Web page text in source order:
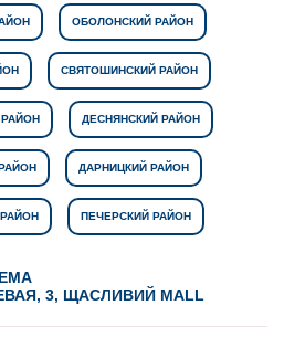
ОБОЛОНСКИЙ РАЙОН
СВЯТОШИНСКИЙ РАЙОН
ДЕСНЯНСКИЙ РАЙОН
ДАРНИЦКИЙ РАЙОН
ПЕЧЕРСКИЙ РАЙОН
3, ЩАСЛИВИЙ MALL